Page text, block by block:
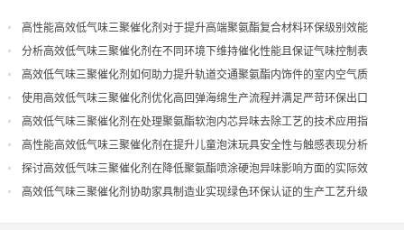
高性能高效低气味三聚催化剂对于提升高端聚氨酯复合材料环保级别效能
分析高效低气味三聚催化剂在不同环境下维持催化性能且保证气味控制表
现
高效低气味三聚催化剂如何助力提升轨道交通聚氨酯内饰件的室内空气质
量
使用高效低气味三聚催化剂优化高回弹海绵生产流程并满足严苛环保出口
高效低气味三聚催化剂在处理聚氨酯软泡内芯异味去除工艺的技术应用指
导
高性能高效低气味三聚催化剂在提升儿童泡沫玩具安全性与触感表现分析
探讨高效低气味三聚催化剂在降低聚氨酯喷涂硬泡异味影响方面的实际效
果
高效低气味三聚催化剂协助家具制造业实现绿色环保认证的生产工艺升级